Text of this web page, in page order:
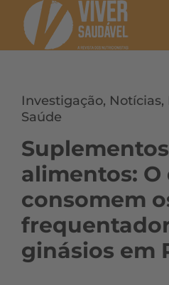
Investigação, Notícias,
Saúde
alimentos: O
consomem
ginásios em